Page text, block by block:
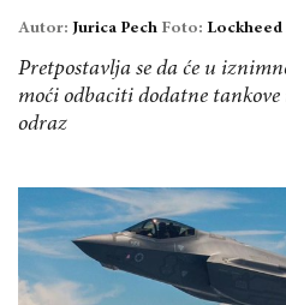
Autor: Jurica Pech Foto:
Pretpostavlja se da će u
moći odbaciti dodatne
odraz